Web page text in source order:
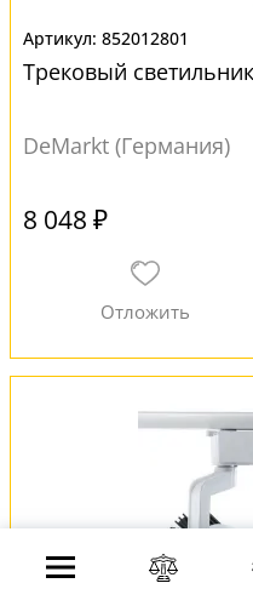
852012801
Трековый
DeMarkt (Германия)
8 048 ₽